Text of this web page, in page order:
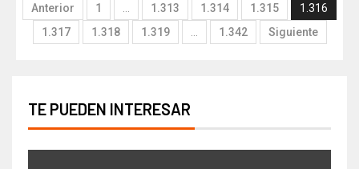
Anterior 1 1.313 1.314 1.315
1.316
1.317
1.318 1.319 1.342 Siguiente
TE PUEDEN INTERESAR